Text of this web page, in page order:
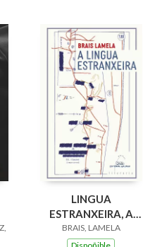
LINGUA
ESTRANXEIRA, A
(PREMIO DA CRITICA
NARRATIVA GALEGA
BRAIS, LAMELA